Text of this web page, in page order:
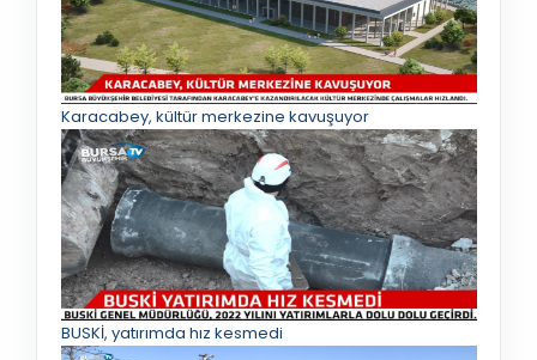
Karacabey, kültür merkezine kavuşuyor
BUSKİ, yatırımda hız kesmedi